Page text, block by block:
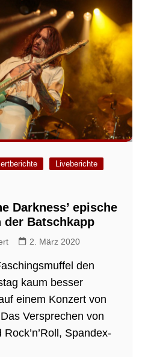
Genres
Liveberichte
Darkness’ epische
der Batschkapp
2. März 2020
den
kaum besser
einem Konzert von
Versprechen von
Spandex-